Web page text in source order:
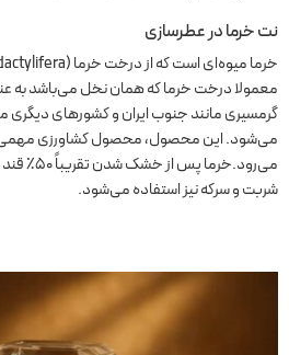
نت خرما در عطرسازی
معمولا درخت خرما که همان نخل می‌باشد به
گرمسیری مانند جنوب ایران و کشورهای دیگری
می‌شود. این محصول، محصول کشاورزی مهمی
شربت و سرکه نیز استفاده می‌شود.